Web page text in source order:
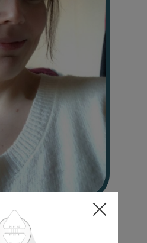
autorité et mon
libérateur.